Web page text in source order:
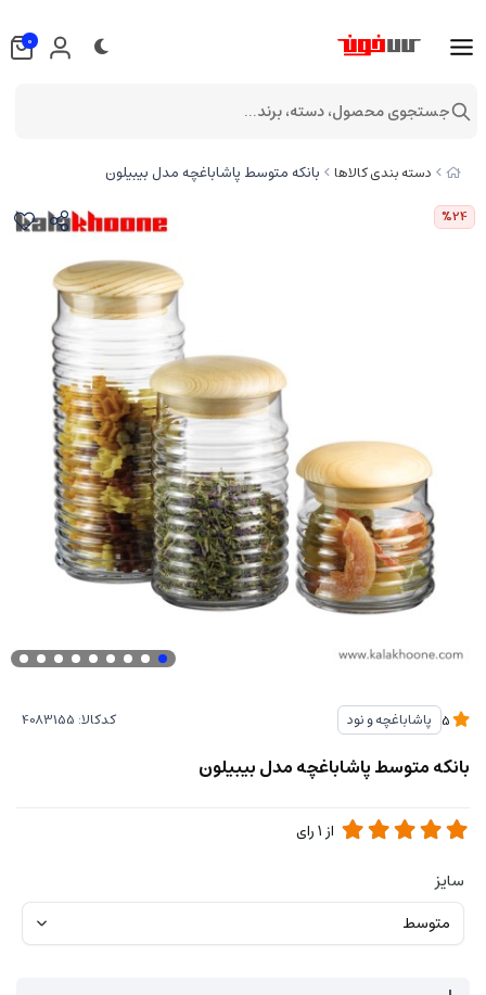
دسته بندی کالاها بانکه متوسط پاشاباغچه مدل بیبیلون
%24
پاشاباغچه و نود کدکالا:
بانکه متوسط پاشاباغچه مدل بیبیلون
از 1رای
سایز
0
جستجوی محصول، دسته، برند...